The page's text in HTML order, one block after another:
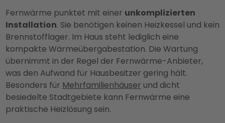
Fernwärme punktet mit einer unkomplizierten
Installation. Sie benötigen keinen Heizkessel und kein
Brennstofflager. Im Haus steht lediglich eine
kompakte Wärmeübergabestation. Die Wartung
übernimmt in der Regel der Fernwärme-Anbieter,
was den Aufwand für Hausbesitzer gering hält.
Besonders für Mehrfamilienhäuser und dicht
besiedelte Stadtgebiete kann Fernwärme eine
praktische Heizlösung sein.